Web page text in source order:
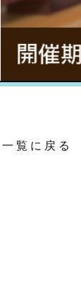
一覧に戻る